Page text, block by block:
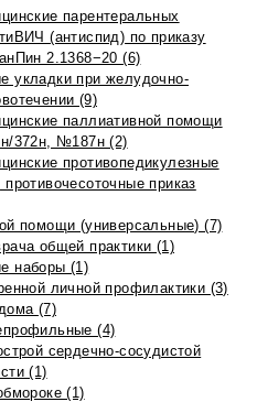
парентеральных
(антиспид) по приказу
2.1368−20 (6)
укладки при желудочно-
(9)
паллиативной помощи
372н, №187н (2)
противопедикулезные
приказ
помощи (универсальные) (7)
общей практики (1)
наборы (1)
личной профилактики (3)
(7)
(4)
сердечно-сосудистой
(1)
(1)